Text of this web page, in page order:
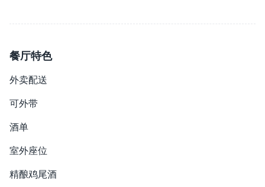
餐厅特色
外卖配送
可外带
酒单
室外座位
精酿鸡尾酒